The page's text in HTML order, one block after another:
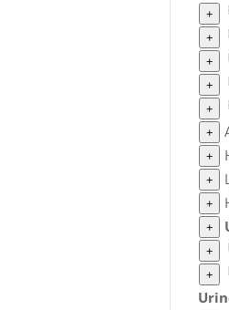
+
+
+
+
+
+
+
+
+
+
+
+